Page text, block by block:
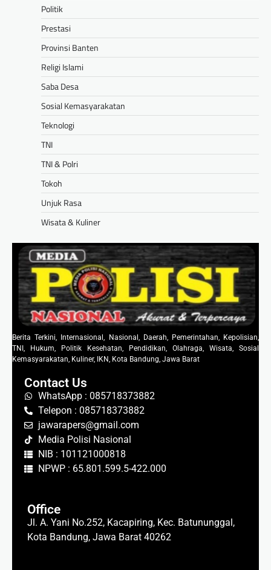
Politik
Prestasi
Provinsi Banten
Religi Islami
Saba Desa
Sosial Kemasyarakatan
Teknologi
TNI
TNI & Polri
Tokoh
Unjuk Rasa
Wisata & Kuliner
Berita Terkini, Internasional, Nasional, Daerah, Pemerintahan, Kepolisian,
TNI, Hukum, Politik Kesehatan, Pendidikan, Olahraga, Wisata, Sosial
Kemasyarakatan, Kuliner, IKN, Kota Bandung, Jawa Barat
Contact Us
WhatsApp : 085718373882
Telepon : 085718373882
jawarapers@gmail.com
Media Polisi Nasional
NIB : 101121000818
NPWP : 65.801.599.5-422.000
Office
Jl. A. Yani No.252, Kacapiring, Kec. Batununggal,
Kota Bandung, Jawa Barat 40262